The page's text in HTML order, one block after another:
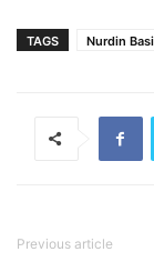
TAGS Nurdin
Previous article